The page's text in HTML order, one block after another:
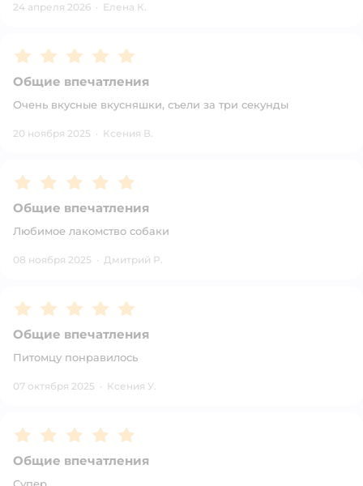
24 апреля 2026 · Елена К.
Рейтинг:5
Общие впечатления
Очень вкусные вкусняшки, съели за три секунды
20 ноября 2025 · Ксения В.
Рейтинг:5
Общие впечатления
Любимое лакомство собаки
08 ноября 2025 · Дмитрий Р.
Рейтинг:5
Общие впечатления
Питомцу понравилось
07 октября 2025 · Ксения У.
Рейтинг:5
Общие впечатления